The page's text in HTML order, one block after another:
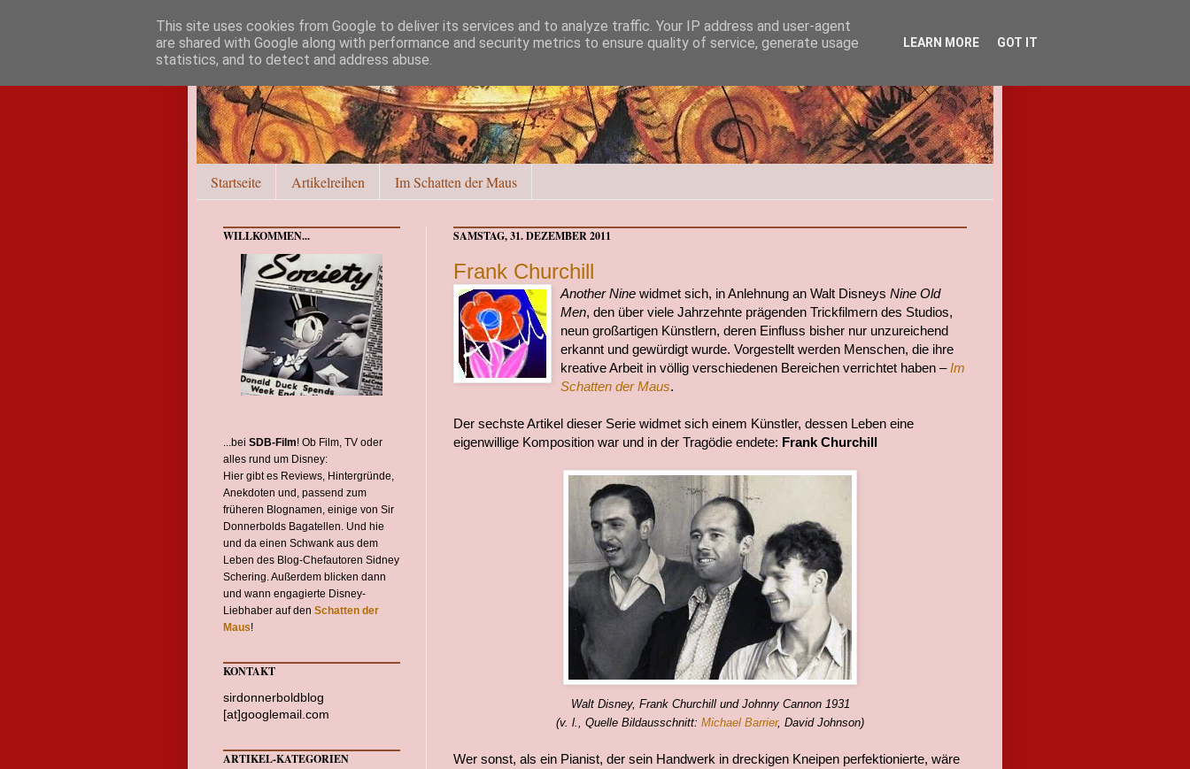
Startseite Artikelreihen Im Schatten der Maus
SAMSTAG, 31. DEZEMBER 2011
Frank Churchill
Another Nine widmet sich, in Anlehnung an Walt Disneys Nine Old
Men, den über viele Jahrzehnte prägenden Trickfilmern des Studios,
neun großartigen Künstlern, deren Einfluss bisher nur unzureichend
erkannt und gewürdigt wurde. Vorgestellt werden Menschen, die ihre
kreative Arbeit in völlig verschiedenen Bereichen verrichtet haben –Im
Schatten der Maus.
Der sechste Artikel dieser Serie widmet sich einem Künstler, dessen Leben eine
eigenwillige Komposition war und in der Tragödie endete: Frank Churchill
Walt Disney, Frank Churchill und Johnny Cannon 1931
(v. l., Quelle Bildausschnitt: Michael Barrier, David Johnson)
Wer sonst, als ein Pianist, der sein Handwerk in dreckigen Kneipen perfektionierte, wäre
WILLKOMMEN...
...bei SDB-Film! Ob Film, TV oder
alles rund um Disney:
Hier gibt es Reviews, Hintergründe,
Anekdoten und, passend zum
früheren Blognamen, einige von Sir
Donnerbolds Bagatellen. Und hie
und da einen Schwank aus dem
Leben des Blog-Chefautoren Sidney
Schering. Außerdem blicken dann
und wann engagierte Disney-
Liebhaber auf den Schatten der
Maus!
KONTAKT
sirdonnerboldblog
[at]googlemail.com
ARTIKEL-KATEGORIEN
This site uses cookies from Google to deliver its services and to analyze traffic. Your IP address and user-agent
are shared with Google along with performance and security metrics to ensure quality of service, generate usage
statistics, and to detect and address abuse.
LEARN MORE GOT IT